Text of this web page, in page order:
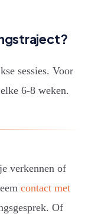
sessies. Voor
6-8 weken.
verkennen of
contact met
Of